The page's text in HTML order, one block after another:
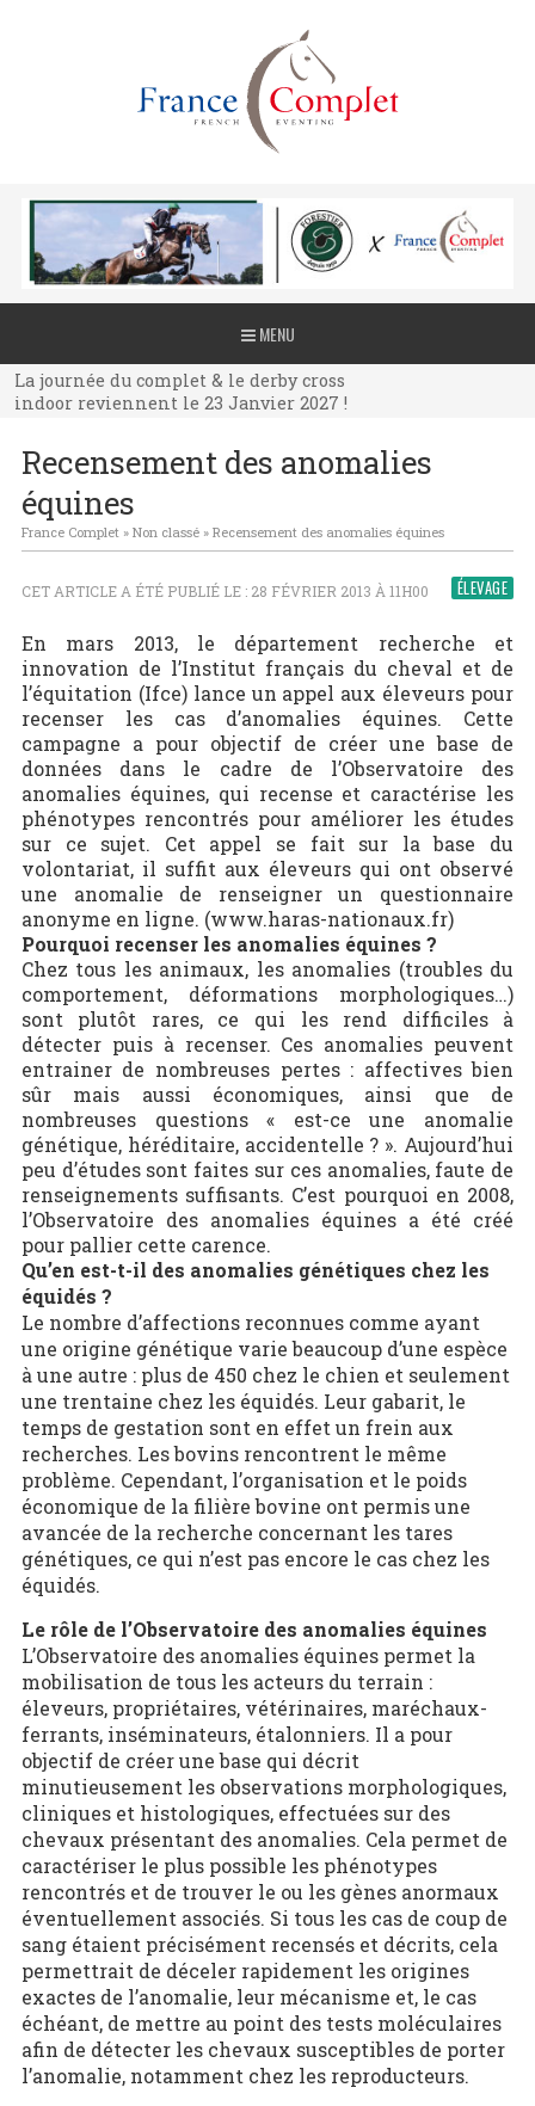
MENU
La journée du complet & le derby cross
indoor reviennent le 23 Janvier 2027 !
La journée du complet & le derby cross
indoor reviennent le 23 Janvier 2027 !
indoor reviennent le 23 Janvier 2027 !
Recensement des anomalies
équines
France Complet» Non classé» Recensement des anomalies équines
ÉLEVAGE
CET ARTICLE A ÉTÉ PUBLIÉ LE : 28 FÉVRIER 2013 À 11H00
En mars 2013, le département recherche et
innovation de l’Institut français du cheval et de
l’équitation (Ifce) lance un appel aux éleveurs pour
recenser les cas d’anomalies équines. Cette
campagne a pour objectif de créer une base de
données dans le cadre de l’Observatoire des
anomalies équines, qui recense et caractérise les
phénotypes rencontrés pour améliorer les études
sur ce sujet. Cet appel se fait sur la base du
volontariat, il suffit aux éleveurs qui ont observé
une anomalie de renseigner un questionnaire
anonyme en ligne. (www.haras-nationaux.fr)
Pourquoi recenser les anomalies équines ?
Chez tous les animaux, les anomalies (troubles du
comportement, déformations morphologiques…)
sont plutôt rares, ce qui les rend difficiles à
détecter puis à recenser. Ces anomalies peuvent
entrainer de nombreuses pertes : affectives bien
sûr mais aussi économiques, ainsi que de
nombreuses questions « est-ce une anomalie
génétique, héréditaire, accidentelle ? ». Aujourd’hui
peu d’études sont faites sur ces anomalies, faute de
renseignements suffisants. C’est pourquoi en 2008,
l’Observatoire des anomalies équines a été créé
pour pallier cette carence.
Qu’en est-t-il des anomalies génétiques chez les
équidés ?
Le nombre d’affections reconnues comme ayant
une origine génétique varie beaucoup d’une espèce
à une autre : plus de 450 chez le chien et seulement
une trentaine chez les équidés. Leur gabarit, le
temps de gestation sont en effet un frein aux
recherches. Les bovins rencontrent le même
problème. Cependant, l’organisation et le poids
économique de la filière bovine ont permis une
avancée de la recherche concernant les tares
génétiques, ce qui n’est pas encore le cas chez les
équidés.
Le rôle de l’Observatoire des anomalies équines
L’Observatoire des anomalies équines permet la
mobilisation de tous les acteurs du terrain :
éleveurs, propriétaires, vétérinaires, maréchaux-
ferrants, inséminateurs, étalonniers. Il a pour
objectif de créer une base qui décrit
minutieusement les observations morphologiques,
cliniques et histologiques, effectuées sur des
chevaux présentant des anomalies. Cela permet de
caractériser le plus possible les phénotypes
rencontrés et de trouver le ou les gènes anormaux
éventuellement associés. Si tous les cas de coup de
sang étaient précisément recensés et décrits, cela
permettrait de déceler rapidement les origines
exactes de l’anomalie, leur mécanisme et, le cas
échéant, de mettre au point des tests moléculaires
afin de détecter les chevaux susceptibles de porter
l’anomalie, notamment chez les reproducteurs.